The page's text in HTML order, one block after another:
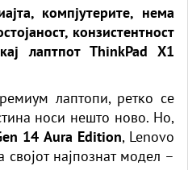
компјутерите, нема
конзистентност
лаптпот ThinkPad X1
лаптопи, ретко се
носи нешто ново. Но,
14 Aura Edition, Lenovo
најпознат модел –